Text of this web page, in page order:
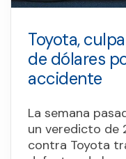
Toyota,
de dólares
accidente
La semana
un veredicto de
contra Toyota